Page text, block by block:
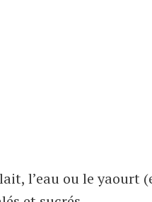
l’eau ou le yaourt